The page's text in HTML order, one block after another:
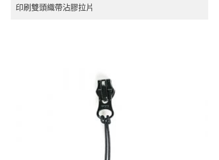
印刷雙頭織帶沾膠拉片